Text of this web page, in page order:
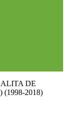
DE
2018)